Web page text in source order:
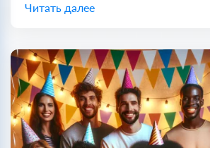
Читать далее